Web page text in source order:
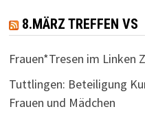
8.MÄRZ TREFFEN VS
Frauen*Tresen im Linken
Tuttlingen: Beteiligung
Frauen und Mädchen